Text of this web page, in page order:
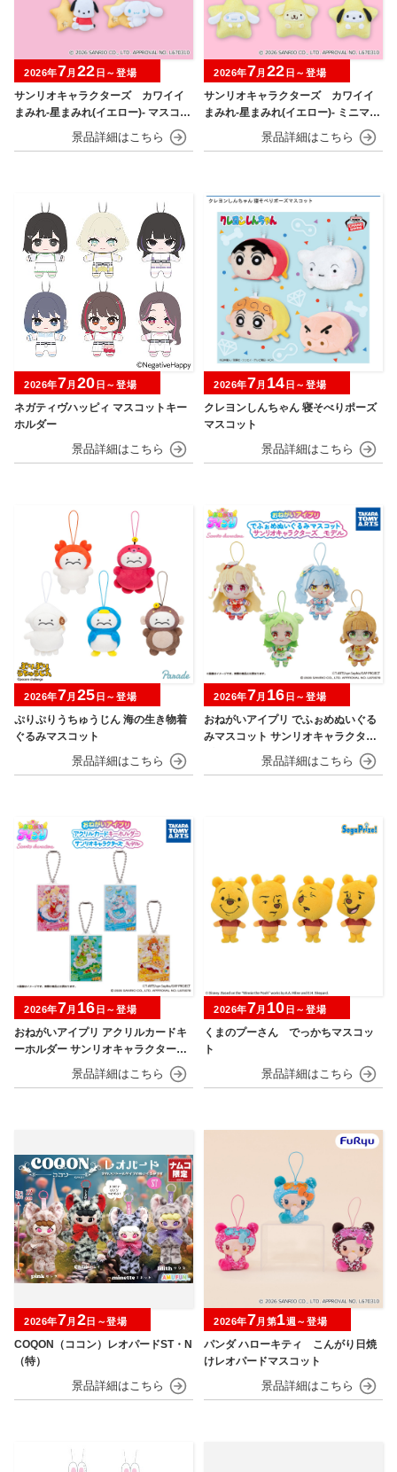
サンリオキャラクターズ カワイイ
まみれ-星まみれ(イエロー)- マスコッ
2026年7月 22 日～登場
サンリオキャラクターズ カワイイ
まみれ-星まみれ(イエロー)- ミニマス
2026年7月 22 日～登場
ネガティヴハッピィ マスコットキー
ホルダー
2026年7月 20 日～登場
クレヨンしんちゃん 寝そべりポーズ
マスコット
2026年7月 14 日～登場
ぷりぷりうちゅうじん 海の生き物着
ぐるみマスコット
2026年7月 25 日～登場
おねがいアイプリ でふぉめぬいぐる
みマスコット サンリオキャラクター
2026年7月 16 日～登場
おねがいアイプリ アクリルカードキ
ーホルダー サンリオキャラクターズ
2026年7月 16 日～登場
くまのプーさん でっかちマスコッ
ト
2026年7月 10 日～登場
COQON（ココン）レオパードST・N
（特）
2026年7月 2日～登場
パンダ ハローキティ こんがり日焼
けレオパードマスコット
2026年7月第1週～登場